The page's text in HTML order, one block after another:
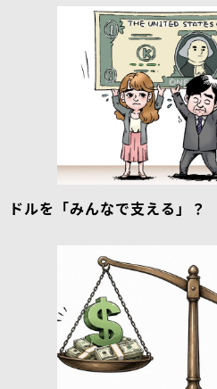
ドルを「みんなで支える」？